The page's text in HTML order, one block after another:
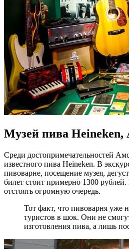
Музей пива Heineken,
Среди достопримечательностей
известного пива Heineken. В
пивоварне, посещение музея,
билет стоит примерно 1300
отстоять огромную очередь.
Тот факт, что пивоварня уже
туристов в шок. Они не
изготовления пива, а лишь